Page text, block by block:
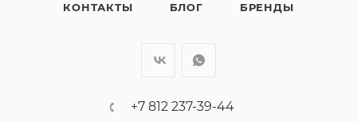
КОНТАКТЫ БЛОГ БРЕНДЫ
+7 812 237-39-44